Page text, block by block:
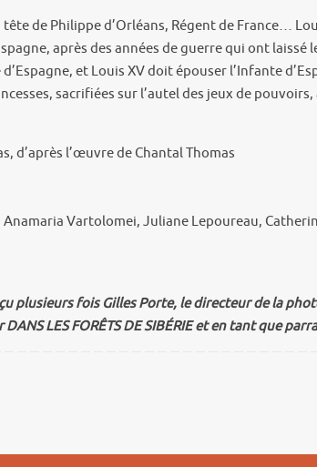
de Philippe d’Orléans, Régent de France…
après des années de guerre qui ont
et Louis XV doit épouser l’Infante
sacrifiées sur l’autel des jeux de
d’après l’œuvre de Chantal Thomas
Vartolomei, Juliane Lepoureau,
plusieurs fois Gilles Porte, le directeur de la
LES FORÊTS DE SIBÉRIE et en tant que